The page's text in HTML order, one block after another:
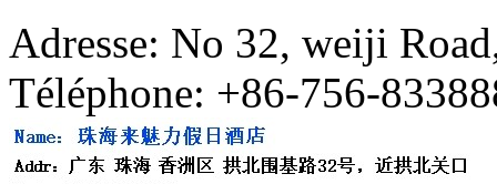
Adresse: No 32, weiji
Téléphone: +86-756-